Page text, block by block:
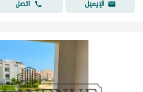
الإيميل
اتصل